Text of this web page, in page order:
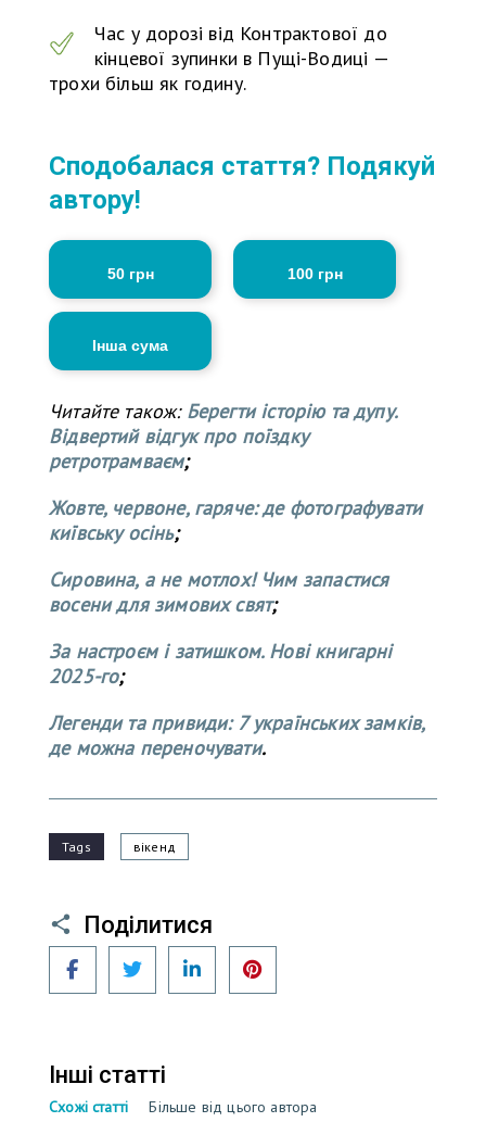
Час у дорозі від Контрактової до
кінцевої зупинки в Пущі-Водиці —
трохи більш як годину.
Сподобалася стаття? Подякуй
автору!
50 грн 100 грн
Інша сума
Читайте також: Берегти історію та дупу.
Відвертий відгук про поїздку
ретротрамваєм;
Жовте, червоне, гаряче: де фотографувати
київську осінь;
Сировина, а не мотлох! Чим запастися
восени для зимових свят;
За настроєм і затишком. Нові книгарні
2025-го;
Легенди та привиди: 7 українських замків,
де можна переночувати.
Tags вікенд
Поділитися
FacebookTwitter LinkedIn
Інші статті
Схожі статті Більше від цього автора